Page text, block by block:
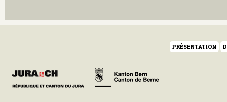
PRÉSENTATION